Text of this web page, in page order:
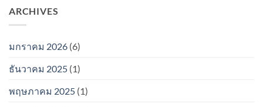
ARCHIVES
มกราคม 2026 (6)
ธันวาคม 2025 (1)
พฤษภาคม 2025 (1)